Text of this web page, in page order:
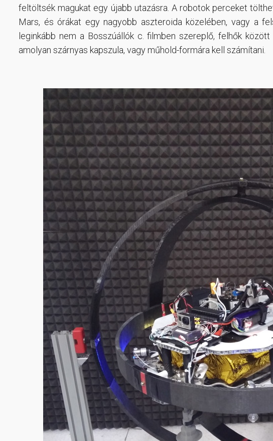
feltöltsék magukat egy újabb utazásra. A robotok perceket
Mars, és órákat egy nagyobb aszteroida közelében, vagy a
leginkább nem a Bosszúállók c. filmben szereplő, felhők
amolyan szárnyas kapszula, vagy műhold-formára kell számítani.